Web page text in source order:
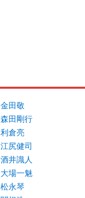
金田敬
森田剛行
利倉亮
江尻健司
酒井識人
大場一魅
松永琴